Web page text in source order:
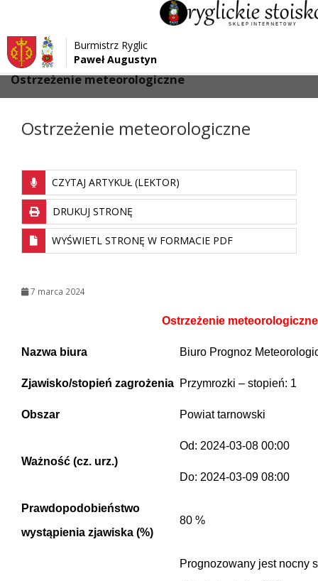
Przejdź do menu
Przejdź do głównej treści strony
Przejdź do stopki strony
Burmistrz Ryglic
Paweł Augustyn
Strona główna > Aktualności
Ostrzeżenie meteorologiczne
Ostrzeżenie meteorologiczne
CZYTAJ ARTYKUŁ (LEKTOR)
DRUKUJ STRONĘ
WYŚWIETL STRONĘ W FORMACIE PDF
7 marca 2024
Ostrzeżenie
Nazwa biura Biuro Prognoz
Zjawisko/stopień zagrożenia Przymrozki – stopień: 1
Obszar Powiat tarnowski
Ważność (cz. urz.)
Od: 2024-03-08 00:00
Do: 2024-03-09 08:00
Prawdopodobieństwo
wystąpienia zjawiska (%)
80 %
Prognozowany jest nocny